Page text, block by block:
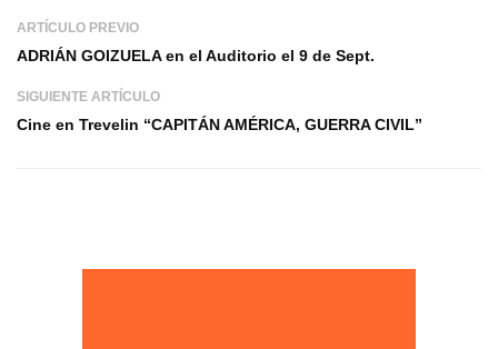
ARTÍCULO PREVIO
ADRIÁN GOIZUELA en el Auditorio el 9 de Sept.
SIGUIENTE ARTÍCULO
Cine en Trevelin “CAPITÁN AMÉRICA, GUERRA CIVIL”